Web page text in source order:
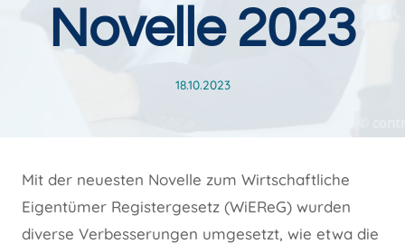
Novelle 2023
18.10.2023
Mit der neuesten Novelle zum Wirtschaftliche
Eigentümer Registergesetz (WiEReG) wurden
diverse Verbesserungen umgesetzt, wie etwa die